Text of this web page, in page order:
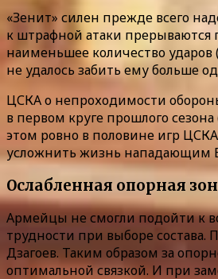
«Зенит» силен прежде всего
к штрафной атаки
наименьшее количество
не удалось забить ему больше
ЦСКА о непроходимости
в первом круге прошлого
этом ровно в половине игр
усложнить жизнь нападающим
Ослабленная опорная
Армейцы не смогли подойти к
трудности при выборе состава.
Дзагоев. Таким образом за
оптимальной связкой. И при